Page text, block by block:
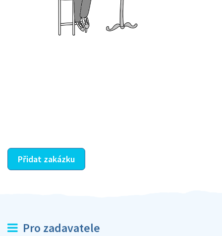
Přidat zakázku
Pro zadavatele